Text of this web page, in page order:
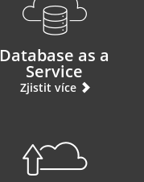
Database as a
Service
Zjistit více